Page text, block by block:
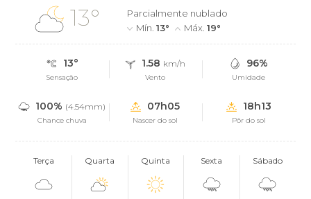
13°
Parcialmente nublado
Mín.13° Máx.19°
13°
Sensação
1.58 km/h
Vento
96%
Umidade
100% (4.54mm)
Chance chuva
07h05
Nascer do sol
18h13
Pôr do sol
Terça Quarta Quinta Sexta Sábado